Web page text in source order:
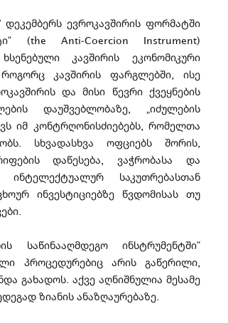
ევროკავშირის ფორმატში
(the Anti-Coercion Instrument)
კავშირის ეკონომიკური
როგორც კავშირის ფარგლებში, ისე
და მისი წევრი ქვეყნების
დაუშვებლობაზე, „იძულების
იმ კონტრღონისძიებებს, რომელთა
სხვადასხვა ოფციებს შორის,
დაწესება, ვაჭრობასა და
ინტელექტუალურ საკუთრებასთან
ინვესტიციებზე წვდომისას თუ
საწინააღმდეგო ინსტრუმენტში“
პროცედურებიც არის გაწერილი,
გახადოს. აქვე აღნიშნულია მესამე
ზიანის ანაზღაურებაზე.